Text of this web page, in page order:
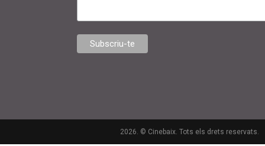
2026. © Cinebaix. Tots els drets reservats.